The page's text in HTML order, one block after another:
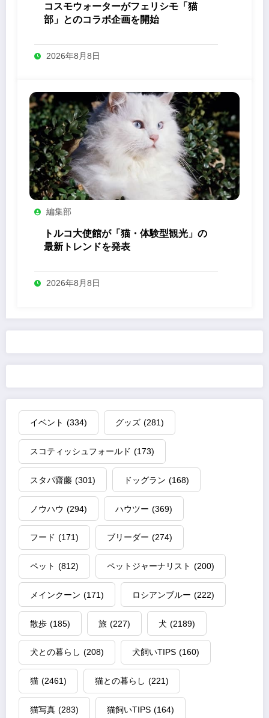
コスモウォーターがフェリシモ「猫
部」とのコラボ企画を開始
2026年8月8日
編集部
トルコ大使館が「猫・体験型観光」の
最新トレンドを発表
2026年8月8日
イベント (334) グッズ (281)
スコティッシュフォールド (173)
スタパ齋藤 (301) ドッグラン (168)
ノウハウ (294) ハウツー (369)
フード (171) ブリーダー (274)
ペット (812) ペットジャーナリスト (200)
メインクーン (171) ロシアンブルー (222)
散歩 (185) 旅 (227) 犬 (2189)
犬との暮らし (208) 犬飼いTIPS (160)
猫 (2461) 猫との暮らし (221)
猫写真 (283) 猫飼いTIPS (164)